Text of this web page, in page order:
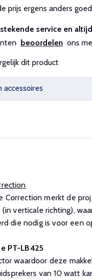
prijs ergens anders
service en
beoordelen ons
dit product
Correction merkt de
(in verticale richting),
die nodig is voor een
PT-LB425
waardoor deze
van 10 watt